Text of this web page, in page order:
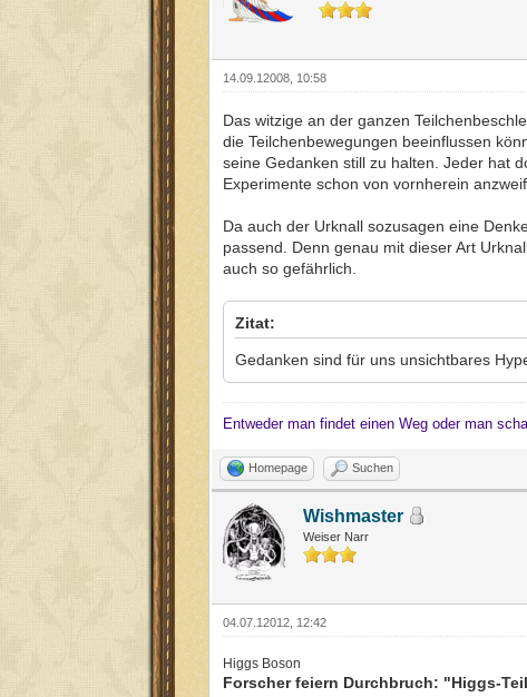
14.09.12008, 10:58
Das witzige an der ganzen
die Teilchenbewegungen beeinflussen
seine Gedanken still zu halten. Jeder hat
Experimente schon von vornherein
Da auch der Urknall sozusagen eine
passend. Denn genau mit dieser Art
auch so gefährlich.
Zitat:
Gedanken sind für uns unsichtbares
Entweder man findet einen Weg oder man
Homepage Suchen
Wishmaster
Weiser Narr
04.07.12012, 12:42
Higgs Boson
Forscher feiern Durchbruch: "Higgs-